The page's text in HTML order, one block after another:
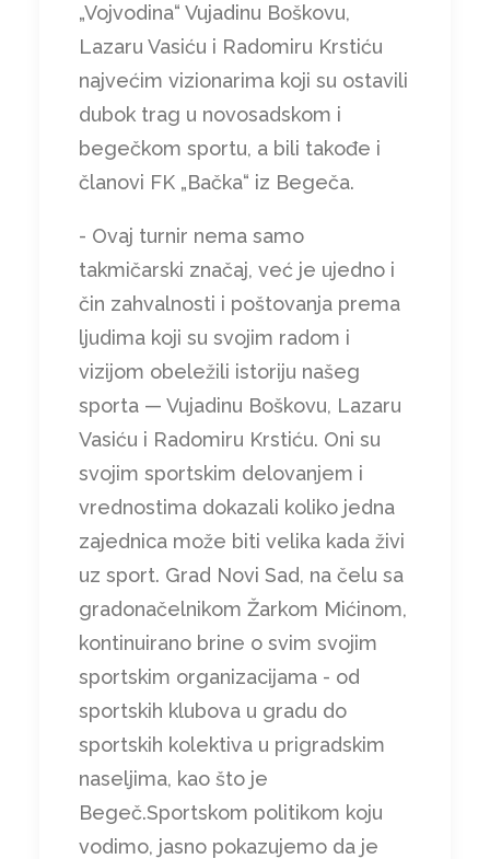
„Vojvodina“ Vujadinu Boškovu,
Lazaru Vasiću i Radomiru Krstiću
najvećim vizionarima koji su ostavili
dubok trag u novosadskom i
begečkom sportu, a bili takođe i
članovi FK „Bačka“ iz Begeča.
- Ovaj turnir nema samo
takmičarski značaj, već je ujedno i
čin zahvalnosti i poštovanja prema
ljudima koji su svojim radom i
vizijom obeležili istoriju našeg
sporta — Vujadinu Boškovu, Lazaru
Vasiću i Radomiru Krstiću. Oni su
svojim sportskim delovanjem i
vrednostima dokazali koliko jedna
zajednica može biti velika kada živi
uz sport. Grad Novi Sad, na čelu sa
gradonačelnikom Žarkom Mićinom,
kontinuirano brine o svim svojim
sportskim organizacijama - od
sportskih klubova u gradu do
sportskih kolektiva u prigradskim
naseljima, kao što je
Begeč.Sportskom politikom koju
vodimo, jasno pokazujemo da je